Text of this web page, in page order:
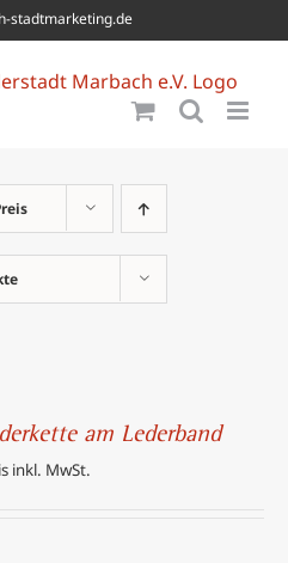
stadtmarketing.de
am Lederband
inkl. MwSt.